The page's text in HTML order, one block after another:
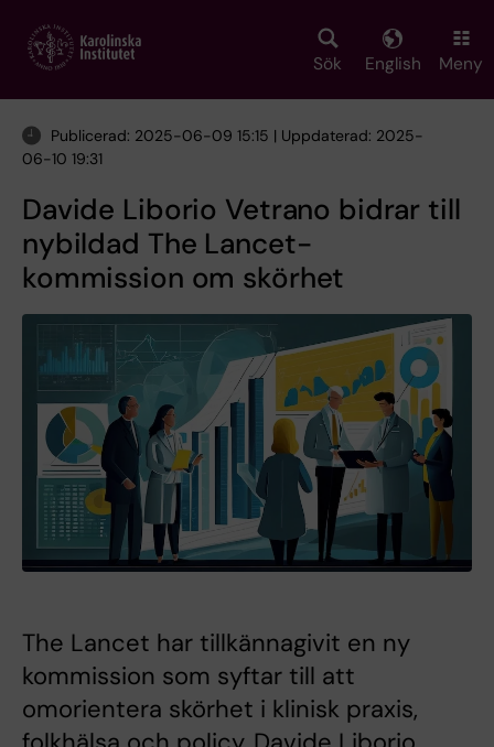
main
Sök English Meny
Publicerad: 2025-06-09 15:15 | Uppdaterad: 2025-
06-10 19:31
Davide Liborio Vetrano bidrar till
nybildad The Lancet-
kommission om skörhet
The Lancet har tillkännagivit en ny
kommission som syftar till att
omorientera skörhet i klinisk praxis,